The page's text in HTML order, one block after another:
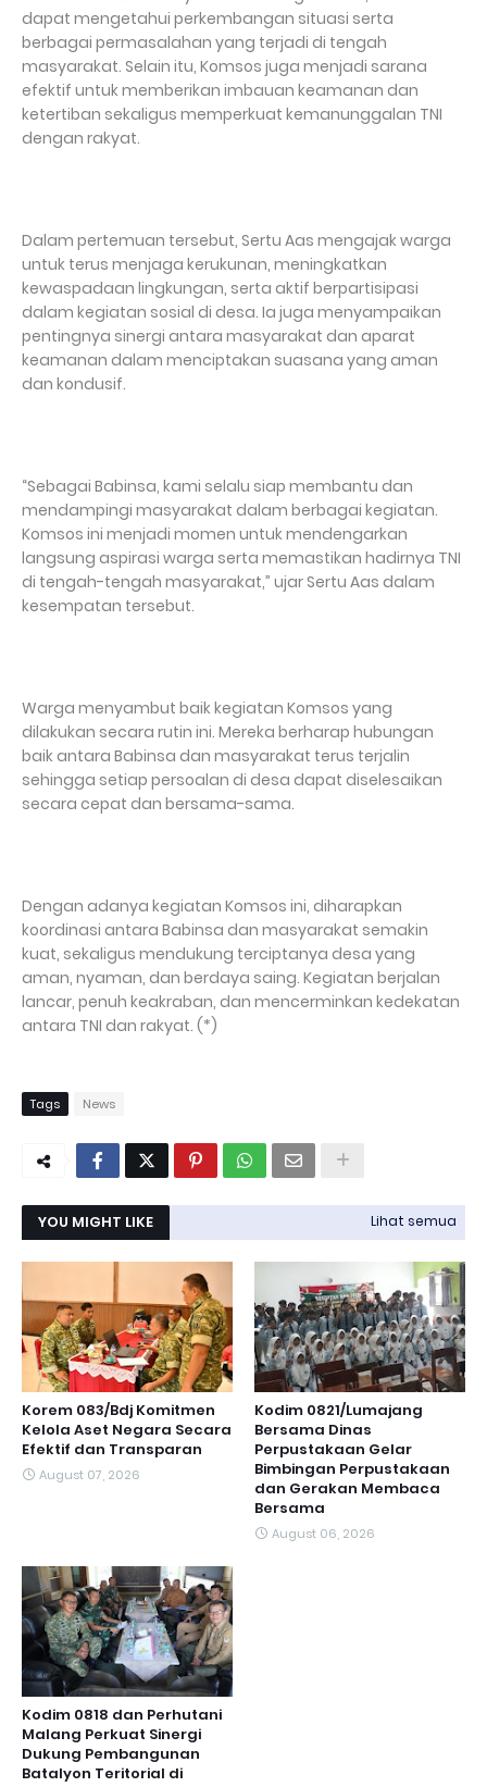
dapat mengetahui perkembangan situasi serta
berbagai permasalahan yang terjadi di tengah
masyarakat. Selain itu, Komsos juga menjadi sarana
efektif untuk memberikan imbauan keamanan dan
ketertiban sekaligus memperkuat kemanunggalan TNI
dengan rakyat.
Dalam pertemuan tersebut, Sertu Aas mengajak warga
untuk terus menjaga kerukunan, meningkatkan
kewaspadaan lingkungan, serta aktif berpartisipasi
dalam kegiatan sosial di desa. Ia juga menyampaikan
pentingnya sinergi antara masyarakat dan aparat
keamanan dalam menciptakan suasana yang aman
dan kondusif.
“Sebagai Babinsa, kami selalu siap membantu dan
mendampingi masyarakat dalam berbagai kegiatan.
Komsos ini menjadi momen untuk mendengarkan
langsung aspirasi warga serta memastikan hadirnya TNI
di tengah-tengah masyarakat,” ujar Sertu Aas dalam
kesempatan tersebut.
Warga menyambut baik kegiatan Komsos yang
dilakukan secara rutin ini. Mereka berharap hubungan
baik antara Babinsa dan masyarakat terus terjalin
sehingga setiap persoalan di desa dapat diselesaikan
secara cepat dan bersama-sama.
Dengan adanya kegiatan Komsos ini, diharapkan
koordinasi antara Babinsa dan masyarakat semakin
kuat, sekaligus mendukung terciptanya desa yang
aman, nyaman, dan berdaya saing. Kegiatan berjalan
lancar, penuh keakraban, dan mencerminkan kedekatan
antara TNI dan rakyat. (*)
Tags News
YOU MIGHT LIKE Lihat semua
Korem 083/Bdj Komitmen
Kelola Aset Negara Secara
Efektif dan Transparan
August 07, 2026
Kodim 0821/Lumajang
Bersama Dinas
Perpustakaan Gelar
Bimbingan Perpustakaan
dan Gerakan Membaca
Bersama
August 06, 2026
Kodim 0818 dan Perhutani
Malang Perkuat Sinergi
Dukung Pembangunan
Batalyon Teritorial di